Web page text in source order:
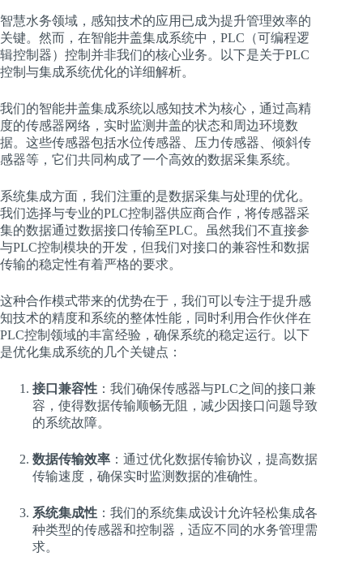
智慧水务领域，感知技术的应用已成为提升管理效率的
关键。然而，在智能井盖集成系统中，PLC（可编程逻
辑控制器）控制并非我们的核心业务。以下是关于PLC
控制与集成系统优化的详细解析。
我们的智能井盖集成系统以感知技术为核心，通过高精
度的传感器网络，实时监测井盖的状态和周边环境数
据。这些传感器包括水位传感器、压力传感器、倾斜传
感器等，它们共同构成了一个高效的数据采集系统。
系统集成方面，我们注重的是数据采集与处理的优化。
我们选择与专业的PLC控制器供应商合作，将传感器采
集的数据通过数据接口传输至PLC。虽然我们不直接参
与PLC控制模块的开发，但我们对接口的兼容性和数据
传输的稳定性有着严格的要求。
这种合作模式带来的优势在于，我们可以专注于提升感
知技术的精度和系统的整体性能，同时利用合作伙伴在
PLC控制领域的丰富经验，确保系统的稳定运行。以下
是优化集成系统的几个关键点：
接口兼容性 ：我们确保传感器与PLC之间的接口兼
容，使得数据传输顺畅无阻，减少因接口问题导致
的系统故障。
数据传输效率 ：通过优化数据传输协议，提高数据
传输速度，确保实时监测数据的准确性。
系统集成性 ：我们的系统集成设计允许轻松集成各
种类型的传感器和控制器，适应不同的水务管理需
求。